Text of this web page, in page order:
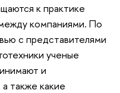
к практике
компаниями. По
с представителями
ученые
и
также какие